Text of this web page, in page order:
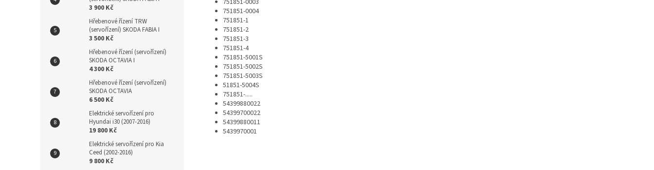
3 900 Kč
Hřebenové řízení TRW
(servořízení) SKODA FABIA I
3 500 Kč
Hřebenové řízení (servořízení)
SKODA OCTAVIA I
4 300 Kč
Hřebenové řízení (servořízení)
SKODA OCTAVIA
6 500 Kč
Elektrické servořízení pro
Hyundai i30 (2007-2016)
19 800 Kč
Elektrické servořízení pro Kia
Ceed (2002-2016)
9 800 Kč
751851-0004
751851-1
751851-2
751851-3
751851-4
751851-5001S
751851-5002S
751851-5003S
51851-5004S
751851-.....
54399880022
54399700022
54399880011
5439970001